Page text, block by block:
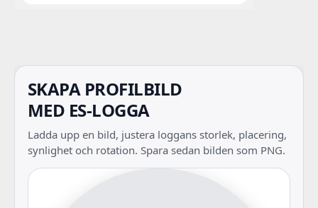
SKAPA PROFILBILD
MED ES-LOGGA
Ladda upp en bild, justera loggans storlek, placering,
synlighet och rotation. Spara sedan bilden som PNG.